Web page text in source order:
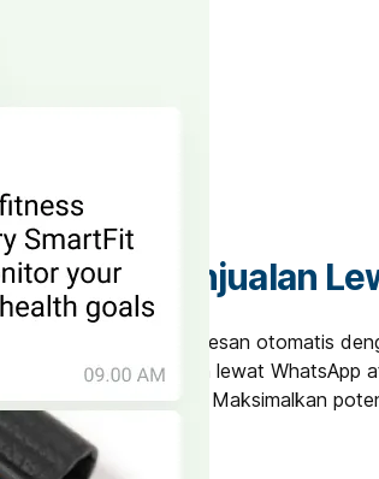
Hasilkan Penjualan
Optimalkan rangkaian pesan otomatis
langsung dapat dipesan lewat WhatsApp
melalui channel lainnya. Maksimalkan
tingkatkan penjualan.